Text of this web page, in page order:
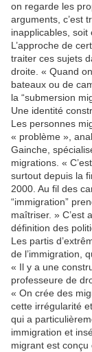
on regarde les
arguments, c’est
inapplicables, soit
L’approche de
traiter ces sujets
droite. « Quand
bateaux ou de
la “submersion
Une identité
Les personnes
« problème »,
Gainche,
migrations. «
surtout depuis la
2000. Au fil des
“immigration”
maîtriser. » C’est
définition des
Les partis
de l’immigration,
« Il y a une
professeure de
« On crée des
cette irrégularité
qui a
immigration et
migrant est